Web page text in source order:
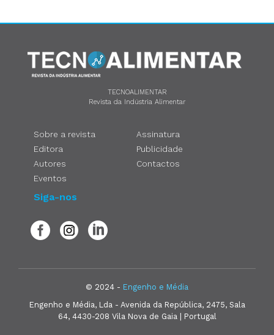
TECNOALIMENTAR
Revista da Indústria Alimentar
Sobre a revista
Editora
Autores
Eventos
Assinatura
Publicidade
Contactos
Siga-nos
© 2024 - Engenho e Média
Engenho e Média, Lda - Avenida da República, 2475, Sala
64, 4430-208 Vila Nova de Gaia | Portugal